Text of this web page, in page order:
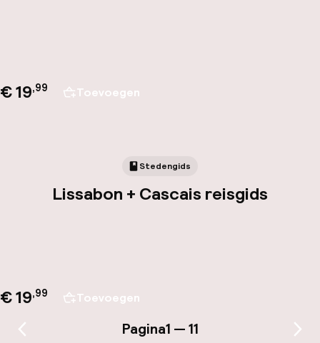
€ 19,99 Toevoegen
Stedengids
Lissabon + Cascais reisgids
€ 19,99 Toevoegen
Vorige pagina Pagina1 — 11